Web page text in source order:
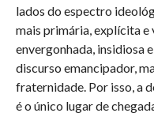
lados do espectro
mais primária, explícita e
envergonhada, insidiosa
discurso emancipador,
fraternidade. Por isso, a
é o único lugar de